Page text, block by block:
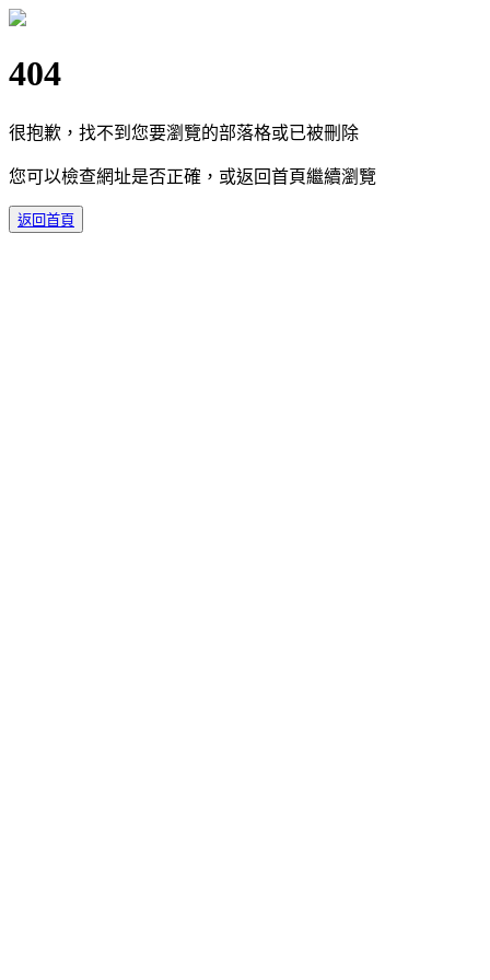
404
很抱歉，找不到您要瀏覽的部落格或已被刪除
您可以檢查網址是否正確，或返回首頁繼續瀏覽
返回首頁